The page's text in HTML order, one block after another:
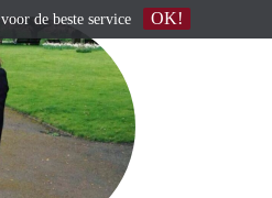
voor de beste service OK!